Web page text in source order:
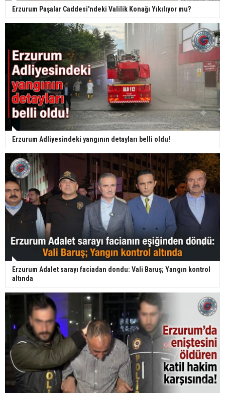
Erzurum Paşalar Caddesi'ndeki Valilik Konağı Yıkılıyor mu?
Erzurum Adliyesindeki yangının detayları belli oldu!
Erzurum Adalet sarayı faciadan dondu: Vali Baruş; Yangın kontrol
altında